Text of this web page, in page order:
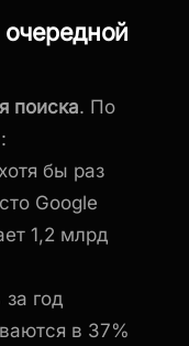
очередной
поиска. По
бы раз
Google
1,2 млрд
год
в 37%